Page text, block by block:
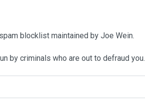
blocklist maintained by Joe Wein.
by criminals who are out to defraud you.